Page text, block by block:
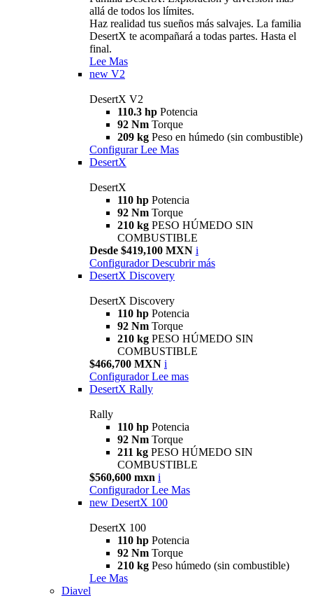
allá de todos los límites.
Haz realidad tus sueños más salvajes. La familia
DesertX te acompañará a todas partes. Hasta el
final.
Lee Mas
new V2
DesertX V2
110.3 hp Potencia
92 Nm Torque
209 kg Peso en húmedo (sin combustible)
Configurar Lee Mas
DesertX
DesertX
110 hp Potencia
92 Nm Torque
210 kg PESO HÚMEDO SIN
COMBUSTIBLE
Desde $419,100 MXN i
Configurador Descubrir más
DesertX Discovery
DesertX Discovery
110 hp Potencia
92 Nm Torque
210 kg PESO HÚMEDO SIN
COMBUSTIBLE
$466,700 MXN i
Configurador Lee mas
DesertX Rally
Rally
110 hp Potencia
92 Nm Torque
211 kg PESO HÚMEDO SIN
COMBUSTIBLE
$560,600 mxn i
Configurador Lee Mas
new DesertX 100
DesertX 100
110 hp Potencia
92 Nm Torque
210 kg Peso húmedo (sin combustible)
Lee Mas
Diavel